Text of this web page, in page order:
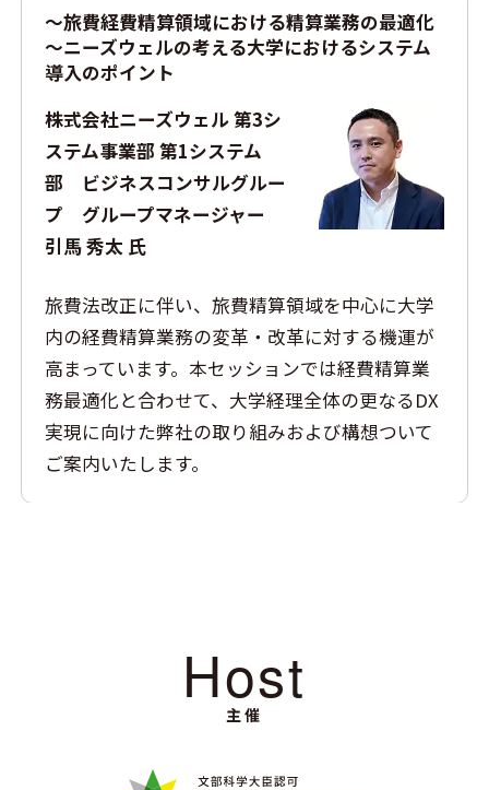
～旅費経費精算領域における精算業務の最適化
～ニーズウェルの考える大学におけるシステム
導入のポイント
株式会社ニーズウェル 第3シ
ステム事業部 第1システム
部 ビジネスコンサルグルー
プ グループマネージャー
引馬 秀太 氏
旅費法改正に伴い、旅費精算領域を中心に大学
内の経費精算業務の変革・改革に対する機運が
高まっています。本セッションでは経費精算業
務最適化と合わせて、大学経理全体の更なるDX
実現に向けた弊社の取り組みおよび構想ついて
ご案内いたします。
Host
主催